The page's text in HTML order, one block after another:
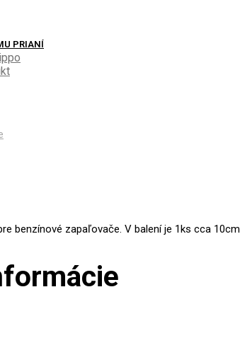
PRIANÍ
benzínové zapaľovače. V balení je 1ks cca 10cm